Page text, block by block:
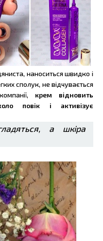
наноситься швидко і
сполук, не відчувається
крем відновить
повік і активізує
а шкіра